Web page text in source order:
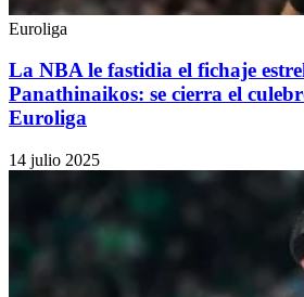
Euroliga
La NBA le fastidia el fichaje
Panathinaikos: se cierra el
Euroliga
14 julio 2025